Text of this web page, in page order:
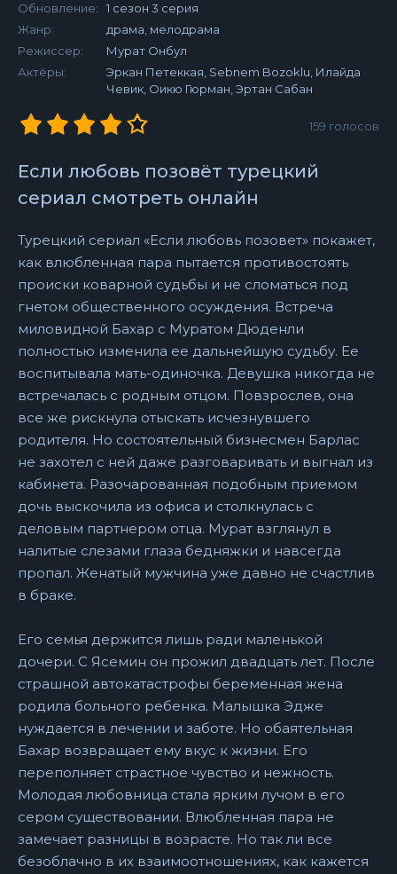
Обновление:
1 сезон 3 серия
Жанр:
драма, мелодрама
Режиссер:
Мурат Онбул
Актёры:
Эркан Петеккая, Sebnem Bozoklu, Илайда
Чевик, Оикю Гюрман, Эртан Сабан
159 голосов
Если любовь позовёт турецкий
сериал смотреть онлайн
Турецкий сериал «Если любовь позовет» покажет,
как влюбленная пара пытается противостоять
происки коварной судьбы и не сломаться под
гнетом общественного осуждения. Встреча
миловидной Бахар с Муратом Дюденли
полностью изменила ее дальнейшую судьбу. Ее
воспитывала мать-одиночка. Девушка никогда не
встречалась с родным отцом. Повзрослев, она
все же рискнула отыскать исчезнувшего
родителя. Но состоятельный бизнесмен Барлас
не захотел с ней даже разговаривать и выгнал из
кабинета. Разочарованная подобным приемом
дочь выскочила из офиса и столкнулась с
деловым партнером отца. Мурат взглянул в
налитые слезами глаза бедняжки и навсегда
пропал. Женатый мужчина уже давно не счастлив
в браке.
Его семья держится лишь ради маленькой
дочери. С Ясемин он прожил двадцать лет. После
страшной автокатастрофы беременная жена
родила больного ребенка. Малышка Эдже
нуждается в лечении и заботе. Но обаятельная
Бахар возвращает ему вкус к жизни. Его
переполняет страстное чувство и нежность.
Молодая любовница стала ярким лучом в его
сером существовании. Влюбленная пара не
замечает разницы в возрасте. Но так ли все
безоблачно в их взаимоотношениях, как кажется